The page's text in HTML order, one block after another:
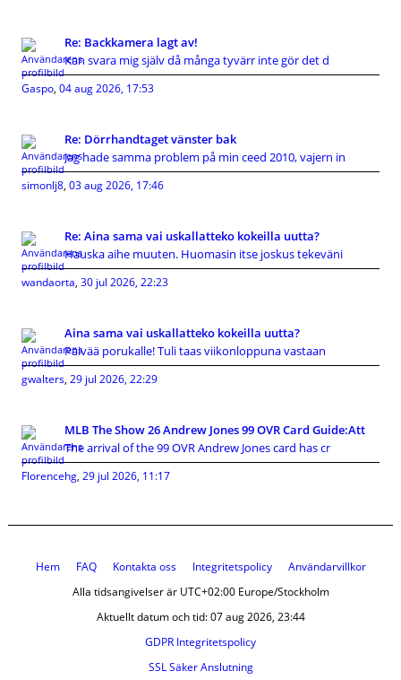
Re: Backkamera lagt av!
Kan svara mig själv då många tyvärr inte gör det d
Gaspo, 04 aug 2026, 17:53
Re: Dörrhandtaget vänster bak
Jag hade samma problem på min ceed 2010, vajern in
simonlj8, 03 aug 2026, 17:46
Re: Aina sama vai uskallatteko kokeilla uutta?
Hauska aihe muuten. Huomasin itse joskus tekeväni
wandaorta, 30 jul 2026, 22:23
Aina sama vai uskallatteko kokeilla uutta?
Päivää porukalle! Tuli taas viikonloppuna vastaan
gwalters, 29 jul 2026, 22:29
MLB The Show 26 Andrew Jones 99 OVR Card Guide:Att
The arrival of the 99 OVR Andrew Jones card has cr
Florencehg, 29 jul 2026, 11:17
Hem FAQ Kontakta oss Integritetspolicy
Användarvillkor
Alla tidsangivelser är UTC+02:00 Europe/Stockholm
Aktuellt datum och tid: 07 aug 2026, 23:44
GDPR Integritetspolicy
SSL Säker Anslutning